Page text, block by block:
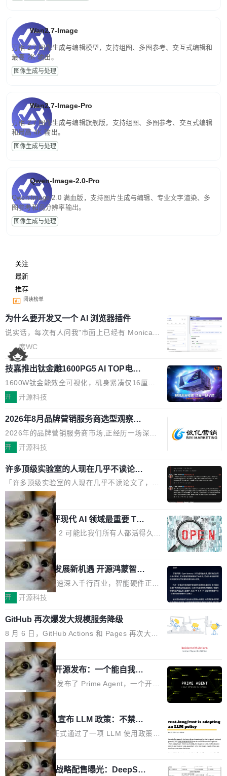
Wan2.7-Image
万相 2.7 图像生成与编辑模型，支持组图、多图参考、交互式编辑和
最高 2K 输出。
图像生成与处理
Wan2.7-Image-Pro
万相 2.7 图像生成与编辑旗舰版，支持组图、多图参考、交互式编辑
和最高 4K 输出。
图像生成与处理
Qwen-Image-2.0-Pro
Qwen-Image-2.0 满血版，支持图片生成与编辑、专业文字渲染、多
图参考和高分辨率输出。
图像生成与处理
关注
最新
推荐
阅读榜单
为什么要开发又一个 AI 浏览器插件
说实话，每次有人问我"市面上已经有 Monica、
Sider、Copilot for Chrome 这些 AI 浏览器插件
了，你为什么还要再做一个"，我都觉得这个问题
问得好。 因为我自己也是从用户变成开发者的。
现有产品的天花板 我用过不少 AI 浏览器插件。
刚开始觉得都挺好——选中一段文字，弹出解
要。但用久了你会发现，它们本质上都是同一类
东西：一个带网页上下文的聊天框。 它们能读取
页面的文本，然后把文本丢给大模型，再返回一
段回答。仅此而已。 这当然有用，但总觉得差点
意思。比如我在一个后台管理系统里，需要填50
个表单字段，每个字段还有联动逻辑；比如我
想...
席WC
技嘉推出钛金雕1600PG5 AI TOP电
源：为发烧级主机与本地AI算力打造旗
舰供电方案
1600W钛金能效全可视化，机身紧凑仅16厘米
继2026台北电脑展首度亮相后，技嘉科技近日正
电源专为发烧级DIY主机与本地AI算力平台打
造，整机长度仅16厘米，提供1600W额定功率
与80PLUS钛金能效；支持ATX 3.1与PCIe 5.1
规范，结合服务器级元件、完善供电线材与内置
实时LCD监控屏，可充分满足当下高阶PC主机
的严苛使用需求。 澎湃功率，紧凑机身 钛金雕1
600PG5 AI TOP具备强悍输出功率，同时实现
机身尺寸大幅精简。整机长度仅16厘米，属于同
功率段机身尺寸十分紧凑的1600W电源产品。小
巧机身有效提升市面主流标准A...
开 开源科技
2026年8月品牌营销服务商选型观察：
从流量思维到品牌资产思维的范式转移
2026年的品牌营销服务商市场,正经历一场深刻
的价值重构。全球全案品牌代理机构市场从2025
复合增长率达5.44%,预计2032年将突破120亿美
元。数字广告与公共关系相关服务市场更是从20
25年的8463亿美元扩张至2026年的8763亿美
元。数字的背后是一个清晰的事实——品牌对专
业化营销服务的需求从未如此迫切。 但市场扩容
的同时,服务商的竞争逻辑正在改变。2026年Top
Agency年度合辑的观察指出,“产品”这个离消费
者最近的载体,在整个品牌营销层面的权重显著变
高了。全域营销服务商的竞争正在从规模转向深
度,案例厚度、全域覆盖、多线协同...
开 开源科技
许多顶级实验室的人现在几乎不读论文
了
「许多顶级实验室的人现在几乎不读论文了，而
且他们认为 ICLR/ICML/NeurIPS 充斥着大量过
度宣传和欺诈。」 OpenAI 研究员 Keller Jorda
n 这条推文引发了广泛讨论。他不是在说风凉
话，他是说出了一个圈内人尽皆知但很少公开捅
破的事实。 Jordan 随后补充了一句软化声明：
「我不认为这些会议上大部分论文都在过度宣传
或造假。问题是，作为读者，如果你筛选出那些
看起来最令人兴奋的论文，那它们大部分都是过
度宣传的。」 这才是真正的痛点。不是所有论文
都有问题，是最吸引眼球的那批论文最有问题。
他引用的帖子来自 Mathew Shen，一位 ICLR 2
026 的读者：「看了篇 ...
局
xAI 前工程师评现代 AI 领域最重要 Top
3 开源项目
Flash Attention 2 可能比我们所有人都活得久。
这句话不是来自某个技术博客，而是出自 Hieu
Pham 的一条推文。Hieu Pham 是谁？他是 xAI
的早期工程师之一，在 Grok 训练基础设施团队
工作过。近日他在 X 上发了一条帖子，列出了他
认为现代 AI 领域最重要的三个开源项目。 第一
理由很具体。FA 系列不需要解释，但 FA2 是他
认为最重要的一个——复杂度恰到好处，刚好能
驱动你去学 CuTe，但还没被那些"邪恶的" Hopp
er++ 优化所淹没，足够容易修改和适配。 更关
键的是 FA2 的持久性...
局
共商智能硬件发展新机遇 开源鸿蒙智能
硬件开发者日杭州站即将举行
随着万物智联加速深入千行百业，智能硬件正从
单点设备迈向智能化、网联化、协同化发展。作
鸿蒙通过统一技术底座和分布式能力，为不同类
型智能设备的开发、连接与互联提供关键支撑，
也为产业链企业探索产品创新与商业增长打开新
的空间。 8月14日，开源鸿蒙智能硬件开发者日
（OHDD：OpenHarmony Hardware Develope
r Day）将在杭州启航。活动面向智能硬件产业
链企业和开发者，邀请行业专家与资深技术顾
问，围绕开源鸿蒙技术能力、设备适配、芯片适
配、功耗与稳定性调优、兼容性测评及统一互联
等内容展开系统讲解和实战交流，帮助企业进一
步了解开源鸿蒙在智能...
开 开源科技
GitHub 再次爆发大规模服务降级
8 月 6 日，GitHub Actions 和 Pages 再次大规
模服务降级，Actions 完全不可用超过 5 小时，
webhook 停发，连自托管 runner 也因调度层故
障无法工作。Pages、Copilot code review、C
opilot coding agent 全部受影响。从检测到完全
恢复，大约 12 小时。 这是 2026 年 8 月的第六
起事故，其中四起与 AI/Copilot 服务相关。 Git
Hub 员工 kdaigle 在 HN 讨论中贴出了一组数
据：2025 年全年 10 亿次 commit。现在，每周
2.75 亿次，全年预计 140 亿次。GitHub...
局
Prime Agent 开源发布：一个能自我改
进的编程 Agent，ARC-AGI 3 超越人类
专家基线
Prime Intellect 发布了 Prime Agent，一个开源
的编程 Agent Harness，核心设计围绕两个抽
象：Recursive Language Model（RLM）和 C
ontinual Harness。在 ARC-AGI 3 基准测试
上，Prime Agent + Opus 5 的组合达到了 95.
5% RHAE Best@1，超过了 ARC 报告的人类专
家基线 95.4%。 不是又一个 coding agent 包装
器 Prime Agent 的架构和市面上大多数 coding
局
Rust 项目团队宣布 LLM 政策：不禁
止，但你要承认哪些代码不是你写的
Rust 语言项目正式通过了一项 LLM 使用政策，
覆盖 rust-lang/rust 单一仓库的代码贡献。这不
是项目级别的官方立场，目前由五个团队采纳，
但它可能是主流开源项目中关于 AI 辅助贡献最
局
宇树科技 IPO 战略配售曝光：DeepSe